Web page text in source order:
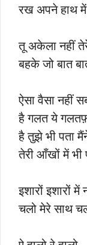
रख अपने हाथ में
तू अकेला नहीं
बहके जो बात
ऐसा वैसा नहीं
है गलत ये
है तुझे भी पता
तेरी आँखों में भी
इशारों इशारों में
चलो मेरे साथ